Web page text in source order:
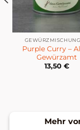
Purple Curry –
Gewürzamt
13,50 €
Mehr